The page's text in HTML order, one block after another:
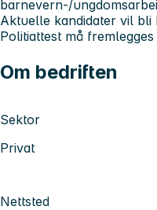
barnevern-/
Aktuelle kandidater vil
Politiattest må
Om bedriften
Sektor
Privat
Nettsted